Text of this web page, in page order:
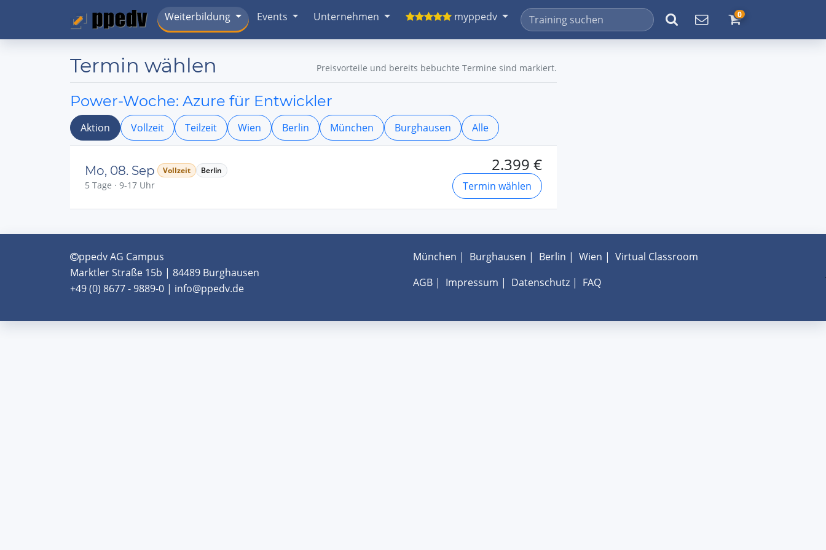
Weiterbildung Events Unternehmen myppedv 0
Termin wählen Preisvorteile und bereits bebuchte Termine sind markiert.
Power-Woche: Azure für Entwickler
Aktion Vollzeit Teilzeit Wien Berlin München Burghausen Alle
Mo, 08. Sep Vollzeit Berlin
5 Tage · 9-17 Uhr
2.399 €
Termin wählen
ppedv AG Campus
Marktler Straße 15b | 84489 Burghausen
+49 (0) 8677 - 9889-0 | info@ppedv.de
München | Burghausen | Berlin | Wien | Virtual Classroom
AGB| Impressum | Datenschutz| FAQ